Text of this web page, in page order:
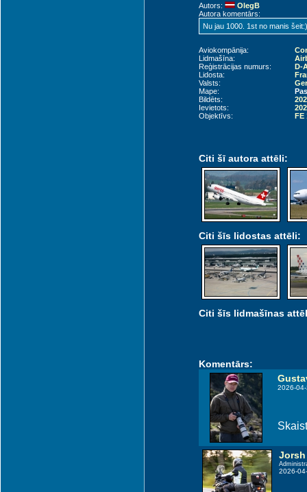
Autors:
OlegB
Autora komentārs:
Nu jau 1000. 1st no manis šeit:)
Aviokompānija:
Lidmašīna:
Reģistrācijas numurs:
D-
Lidosta:
Valsts:
Mape:
Bildēts:
Ievietots:
Objektīvs:
FE
Citi šī autora attēli:
Citi šīs lidostas attēli:
Citi šīs lidmašīnas
Komentārs:
2026-
Jorsh
2026-